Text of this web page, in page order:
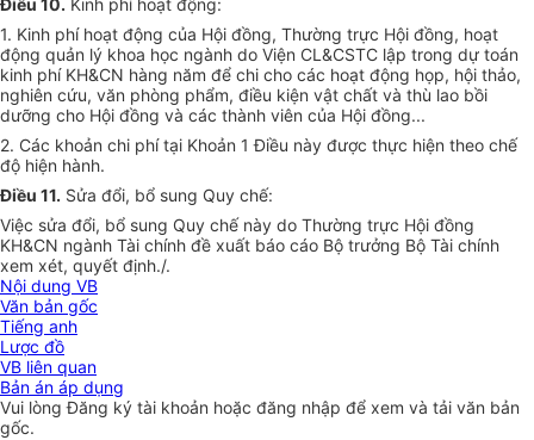
Điều 10. Kinh phí hoạt động:
1. Kinh phí hoạt động của Hội đồng, Thường trực Hội đồng, hoạt
động quản lý khoa học ngành do Viện CL&CSTC lập trong dự toán
kinh phí KH&CN hàng năm để chi cho các hoạt động họp, hội thảo,
nghiên cứu, văn phòng phẩm, điều kiện vật chất và thù lao bồi
dưỡng cho Hội đồng và các thành viên của Hội đồng...
2. Các khoản chi phí tại Khoản 1 Điều này được thực hiện theo chế
độ hiện hành.
Điều 11. Sửa đổi, bổ sung Quy chế:
Việc sửa đổi, bổ sung Quy chế này do Thường trực Hội đồng
KH&CN ngành Tài chính đề xuất báo cáo Bộ trưởng Bộ Tài chính
xem xét, quyết định./.
Nội dung VB
Văn bản gốc
Tiếng anh
Lược đồ
VB liên quan
Bản án áp dụng
Vui lòngĐăng ký tài khoản hoặc đăng nhập để xem và tải văn bản
gốc.